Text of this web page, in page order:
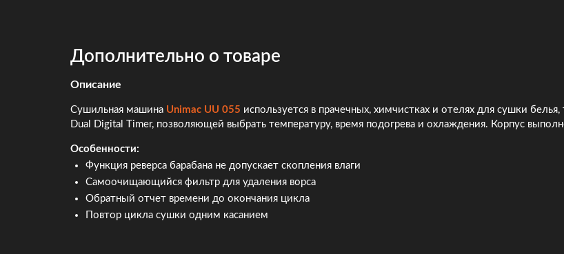
Дополнительно о товаре
Описание
Сушильная машина Unimac UU 055 используется в прачечных, химчистках и отелях для сушки
Dual Digital Timer, позволяющей выбрать температуру, время подогрева и охлаждения. Корпус
Особенности:
Функция реверса барабана не допускает скопления влаги
Самоочищающийся фильтр для удаления ворса
Обратный отчет времени до окончания цикла
Повтор цикла сушки одним касанием